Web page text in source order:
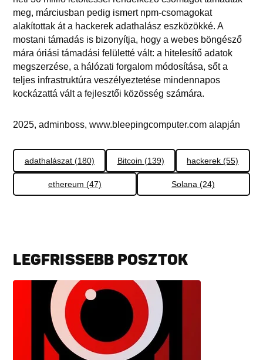
meg, márciusban pedig ismert npm-csomagokat
alakítottak át a hackerek adathalász eszközökké. A
mostani támadás is bizonyítja, hogy a webes böngésző
mára óriási támadási felületté vált: a hitelesítő adatok
megszerzése, a hálózati forgalom módosítása, sőt a
teljes infrastruktúra veszélyeztetése mindennapos
kockázattá vált a fejlesztői közösség számára.
2025, adminboss, www.bleepingcomputer.com alapján
adathalászat (180) Bitcoin (139) hackerek (55)
ethereum (47) Solana (24)
LEGFRISSEBB POSZTOK